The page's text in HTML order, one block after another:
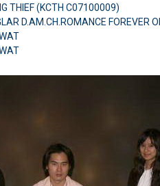
THIEF (KCTH C07100009)
D.AM.CH.ROMANCE FOREVER